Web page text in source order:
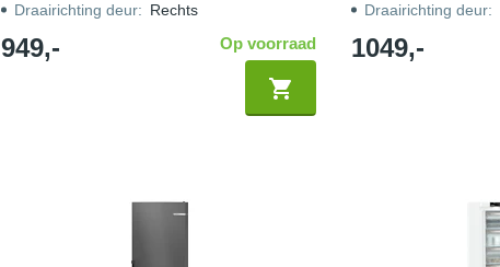
Draairichting deur: Rechts
949,- Op voorraad
Draairichting deur:
1049,-